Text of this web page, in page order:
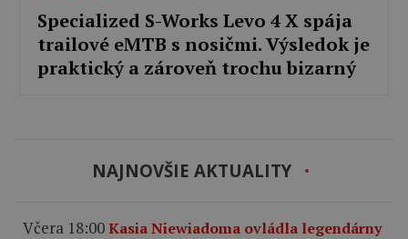
Specialized S-Works Levo 4 X spája
trailové eMTB s nosičmi. Výsledok je
praktický a zároveň trochu bizarný
NAJNOVŠIE AKTUALITY
Včera 18:00Kasia Niewiadoma ovládla legendárny